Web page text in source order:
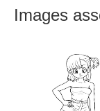
Images